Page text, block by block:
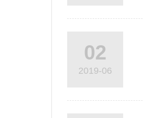
02
2019-06